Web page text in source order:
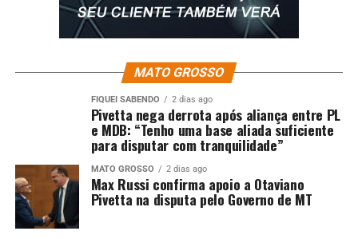
adolescente em Várzea Grande
MATO GROSSO
FIQUEI SABENDO 2 dias ago
Pivetta nega derrota após aliança entre PL
e MDB: “Tenho uma base aliada suficiente
para disputar com tranquilidade”
MATO GROSSO 2 dias ago
Max Russi confirma apoio a Otaviano
Pivetta na disputa pelo Governo de MT